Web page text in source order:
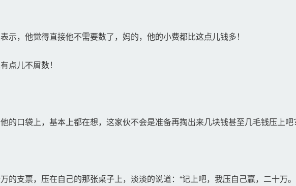
，他觉得直接他不需要数了，妈的，他的小费都比这点儿钱多！
点儿不屑数！
口袋上，基本上都在想，这家伙不会是准备再掏出来几块钱甚至几毛钱压上吧
支票，压在自己的那张桌子上，淡淡的说道：“记上吧，我压自己赢，二十万。